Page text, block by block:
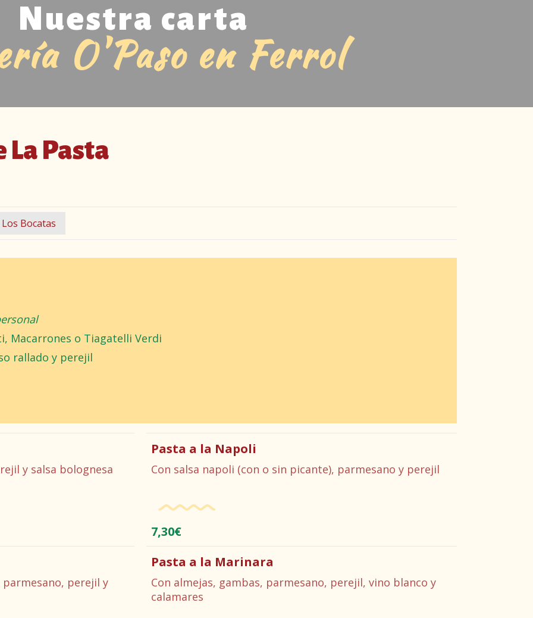
Nuestra carta
O'Paso en Ferrol
Pasta
Los Bocatas
Macarrones o Tiagatelli Verdi
rallado y perejil
y salsa bolognesa
Pasta a la Napoli
Con salsa napoli (con o sin picante), parmesano y perejil
7,30€
parmesano, perejil y
Pasta a la Marinara
Con almejas, gambas, parmesano, perejil, vino blanco y
calamares